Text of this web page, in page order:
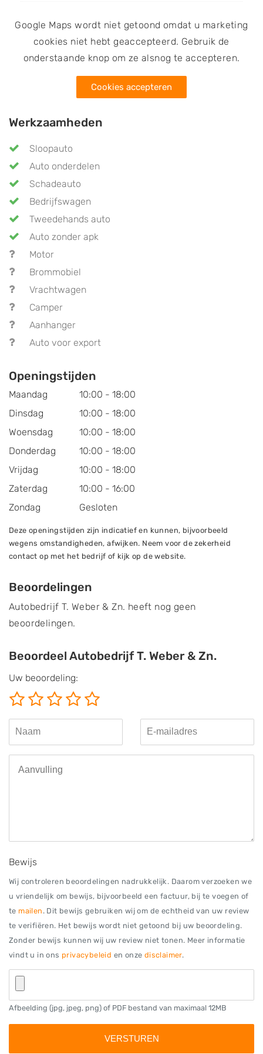
Google Maps wordt niet getoond omdat u marketing
cookies niet hebt geaccepteerd. Gebruik de
onderstaande knop om ze alsnog te accepteren.
Cookies accepteren
Werkzaamheden
Sloopauto
Auto onderdelen
Schadeauto
Bedrijfswagen
Tweedehands auto
Auto zonder apk
Motor
Brommobiel
Vrachtwagen
Camper
Aanhanger
Auto voor export
Openingstijden
Maandag
10:00 - 18:00
Dinsdag
10:00 - 18:00
Woensdag
10:00 - 18:00
Donderdag
10:00 - 18:00
Vrijdag
10:00 - 18:00
Zaterdag
10:00 - 16:00
Zondag
Gesloten
Deze openingstijden zijn indicatief en kunnen, bijvoorbeeld
wegens omstandigheden, afwijken. Neem voor de zekerheid
contact op met het bedrijf of kijk op de website.
Beoordelingen
Autobedrijf T. Weber & Zn. heeft nog geen
beoordelingen.
Beoordeel Autobedrijf T. Weber & Zn.
Uw beoordeling:
Bewijs
Wij controleren beoordelingen nadrukkelijk. Daarom verzoeken we
u vriendelijk om bewijs, bijvoorbeeld een factuur, bij te voegen of
te mailen . Dit bewijs gebruiken wij om de echtheid van uw review
te verifiëren. Het bewijs wordt niet getoond bij uw beoordeling.
Zonder bewijs kunnen wij uw review niet tonen. Meer informatie
vindt u in ons privacybeleid en onze disclaimer.
Afbeelding (jpg, jpeg, png) of PDF bestand van maximaal 12MB